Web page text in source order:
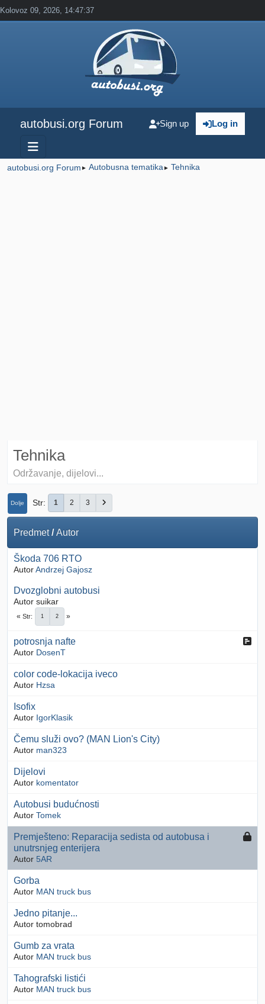
Kolovoz 09, 2026, 14:47:37
autobusi.org Forum Log in
Sign up
autobusi.org Forum ► Autobusna tematika ► Tehnika
Tehnika
Održavanje, dijelovi...
Dolje Str 1 2 3
Predmet/Autor
Škoda 706 RTO
AutorAndrzej Gajosz
Dvozglobni autobusi
Autor suikar
Str 1 2
potrosnja nafte
Autor DosenT
color code-lokacija iveco
Autor Hzsa
Isofix
Autor IgorKlasik
Čemu služi ovo? (MAN Lion's City)
Autor man323
Dijelovi
Autor komentator
Autobusi budućnosti
Autor Tomek
Premješteno: Reparacija sedista od autobusa i
unutrsnjeg enterijera
Autor 5AR
Gorba
Autor MAN truck bus
Jedno pitanje...
Autor tomobrad
Gumb za vrata
Autor MAN truck bus
Tahografski listići
Autor MAN truck bus